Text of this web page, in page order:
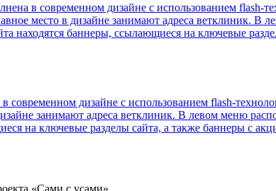
в современном дизайне с использованием
место в дизайне занимают адреса ветклиник.
находятся баннеры, ссылающиеся на ключевые
современном дизайне с использованием flash-
занимают адреса ветклиник. В левом меню
на ключевые разделы сайта, а также баннеры с